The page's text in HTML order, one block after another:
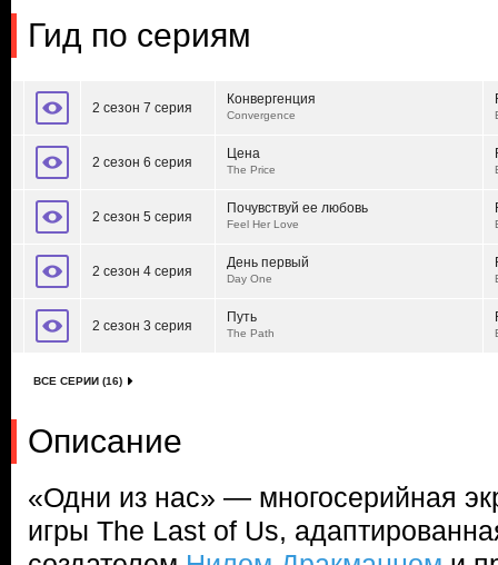
Гид по сериям
2 сезон 7 серия
Конвергенция
Convergence
2 сезон 6 серия
Цена
The Price
2 сезон 5 серия
Почувствуй ее любовь
Feel Her Love
2 сезон 4 серия
День первый
Day One
2 сезон 3 серия
Путь
The Path
ВСЕ СЕРИИ (16)
Описание
«Одни из нас» — многосерийная
игры The Last of Us,